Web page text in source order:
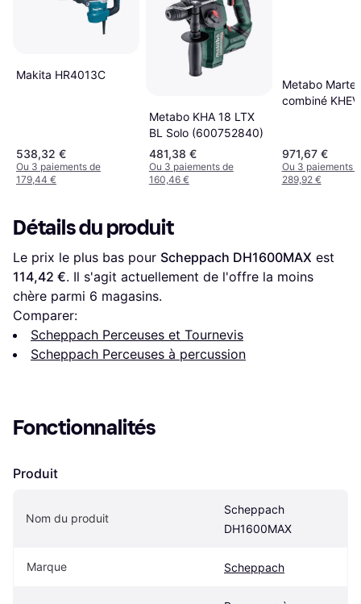
Makita HR4013C
538,32 €
Ou 3 paiements de
179,44 €
Metabo KHA 18 LTX
BL Solo (600752840)
481,38 €
Ou 3 paiements de
160,46 €
Metabo
combiné
971,67 €
Ou 3 paiements
289,92 €
Détails du produit
Le prix le plus bas pour Scheppach DH1600MAX
114,42 €. Il s'agit actuellement de l'offre la moins
chère parmi 6 magasins.
Comparer:
Scheppach Perceuses et Tournevis
Scheppach Perceuses à percussion
Fonctionnalités
Produit
Nom du produit
Scheppach
DH1600MAX
Marque Scheppach